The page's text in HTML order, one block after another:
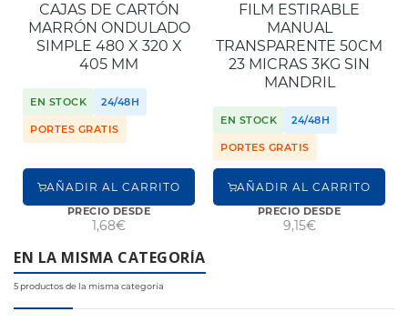
CAJAS DE CARTÓN
MARRÓN ONDULADO
SIMPLE 480 X 320 X
405 MM
EN STOCK 24/48H
PORTES GRATIS
AÑADIR AL CARRITO
PRECIO DESDE
1,68€
FILM ESTIRABLE
MANUAL
TRANSPARENTE 50CM
23 MICRAS 3KG SIN
MANDRIL
EN STOCK 24/48H
PORTES GRATIS
AÑADIR AL CARRITO
PRECIO DESDE
9,15€
EN LA MISMA CATEGORÍA
5 productos de la misma categoría